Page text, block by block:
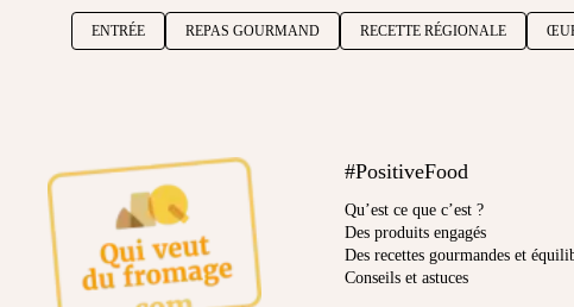
ENTRÉE REPAS GOURMAND RECETTE RÉGIONALE
#PositiveFood
Qu’est ce que c’est ?
Des produits engagés
Des recettes gourmandes et
Conseils et astuces